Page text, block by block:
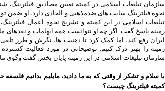
سازمان تبلیغات اسلامی در کمیته تعیین مصادیق فیلترینگ،
نحوه فیلترینگ سایت های ضدمذهبی و الحادی دارد. او ضمن
تبلیغات اسلامی در این کمیته و تشریح نحوه اعمال
زمینه پاسخ گفت. اگر چه او نتوانست همه ابهامات و نقدهای ما
ایران رفع کند، اما کمک کرد تا ذهنیت ها، نگرش و طرز
زمینه را بهتر درک کنیم. توضیحاتی در مورد فعالیت
سازمان تبلیغات اسلامی در این زمینه پایان بخش گفت وگوی
با سلام و تشکر از وقتی که به ما دادید، مایلیم بدانیم
کمیته فیلترینگ چیست؟